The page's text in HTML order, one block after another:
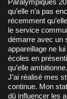
qu’elle n’a pas
récemment
le service
démarre avec un
appareillage ne
écoles en
qu’elle
J’ai réalisé mes
continue. Mon
dû influencer les